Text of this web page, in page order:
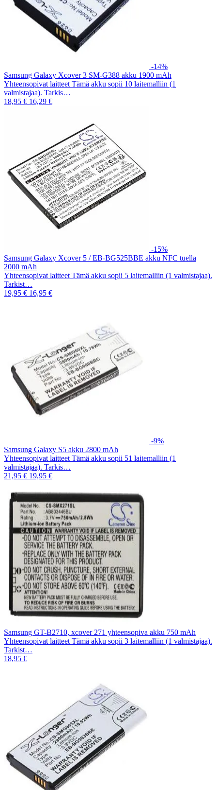
-14%
Samsung Galaxy Xcover 3 SM-G388 akku 1900 mAh
Yhteensopivat laitteet Tämä akku sopii 10 laitemalliin (1
valmistajaa). Tarkis…
18,95 € 16,29 €
-15%
Samsung Galaxy Xcover 5 / EB-BG525BBE akku NFC tuella
2000 mAh
Yhteensopivat laitteet Tämä akku sopii 5 laitemalliin (1 valmistajaa).
Tarkist…
19,95 € 16,95 €
-9%
Samsung Galaxy S5 akku 2800 mAh
Yhteensopivat laitteet Tämä akku sopii 51 laitemalliin (1
valmistajaa). Tarkis…
21,95 € 19,95 €
Samsung GT-B2710, xcover 271 yhteensopiva akku 750 mAh
Yhteensopivat laitteet Tämä akku sopii 3 laitemalliin (1 valmistajaa).
Tarkist…
18,95 €